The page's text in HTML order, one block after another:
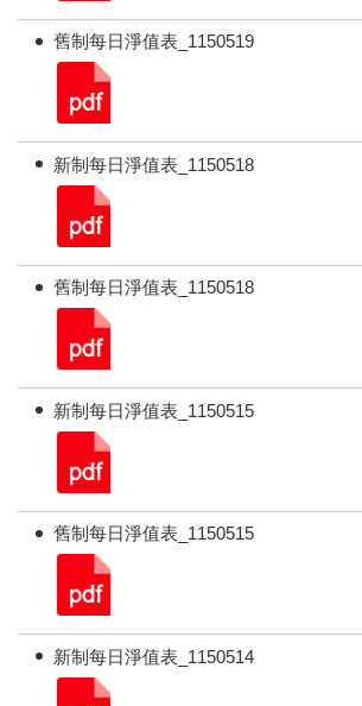
舊制每日淨值表_1150519
新制每日淨值表_1150518
舊制每日淨值表_1150518
新制每日淨值表_1150515
舊制每日淨值表_1150515
新制每日淨值表_1150514